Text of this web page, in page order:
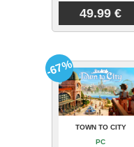
49.99 €
TOWN TO CITY
PC
-67%